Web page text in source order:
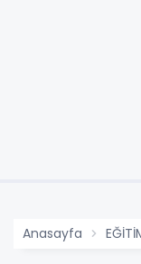
Anasayfa